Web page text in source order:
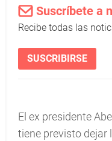
Suscríbete a
Recibe todas las
SUSCRIBIRSE
El ex presidente
tiene previsto dejar